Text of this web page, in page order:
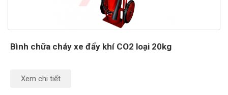
Bình chữa cháy xe đẩy khí CO2 loại 20kg
Xem chi tiết